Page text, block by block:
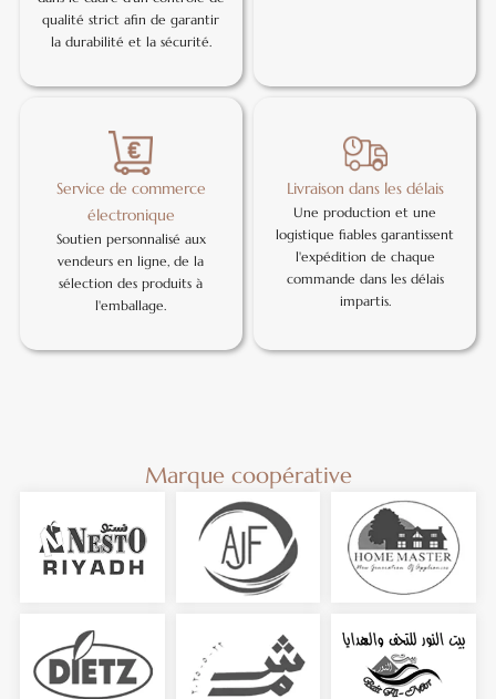
qualité strict afin de garantir
la durabilité et la sécurité.
Service de commerce
électronique
Soutien personnalisé aux
vendeurs en ligne, de la
sélection des produits à
l'emballage.
Livraison dans les délais
Une production et une
logistique fiables garantissent
l'expédition de chaque
commande dans les délais
impartis.
Marque coopérative